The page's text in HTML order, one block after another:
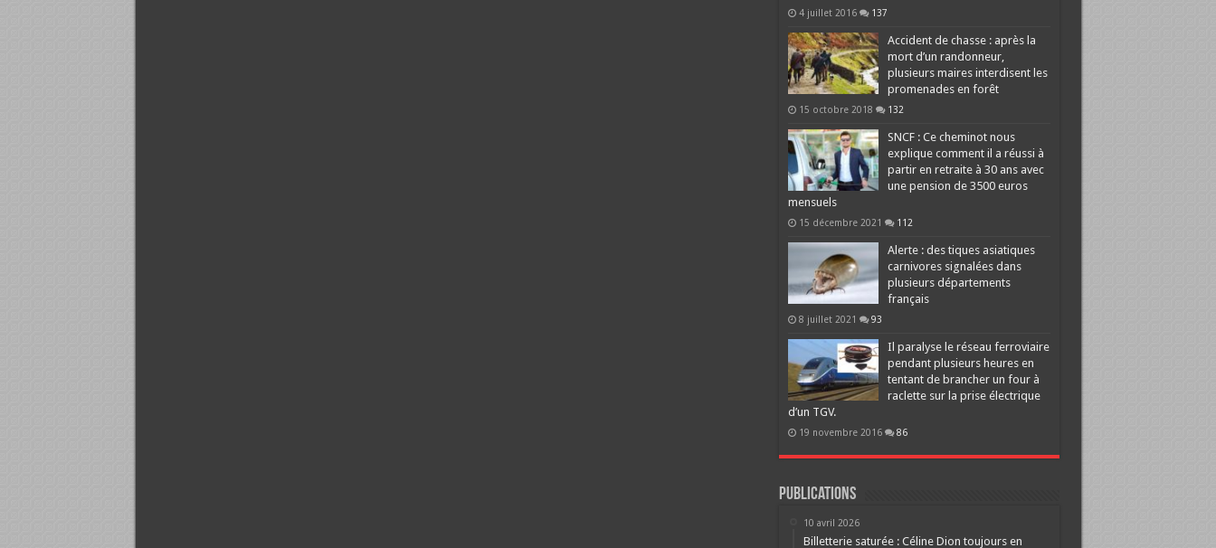
4 juillet 2016 137
Accident de chasse : après la
mort d’un randonneur,
plusieurs maires interdisent les
promenades en forêt
15 octobre 2018 132
SNCF : Ce cheminot nous
explique comment il a réussi à
partir en retraite à 30 ans avec
une pension de 3500 euros
mensuels
15 décembre 2021 112
Alerte : des tiques asiatiques
carnivores signalées dans
plusieurs départements
français
8 juillet 2021 93
Il paralyse le réseau ferroviaire
pendant plusieurs heures en
tentant de brancher un four à
raclette sur la prise électrique
d’un TGV.
19 novembre 2016 86
Publications
10 avril 2026
Billetterie saturée : Céline Dion toujours en